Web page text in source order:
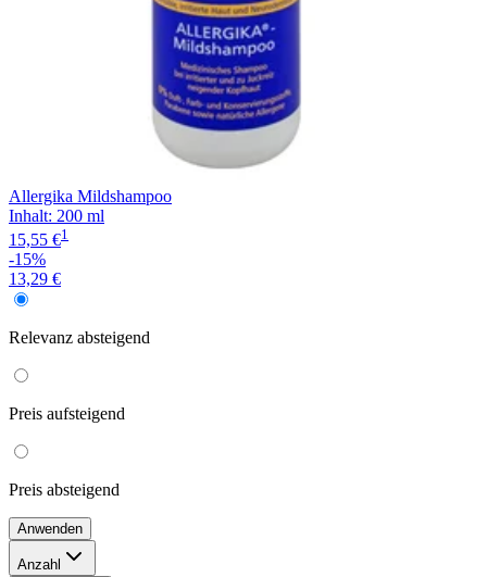
Allergika Mildshampoo
Inhalt: 200 ml
15,55 €1
-15%
13,29 €
Relevanz absteigend
Preis aufsteigend
Preis absteigend
Anwenden
Anzahl